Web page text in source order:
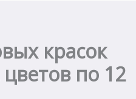
красок
по 12